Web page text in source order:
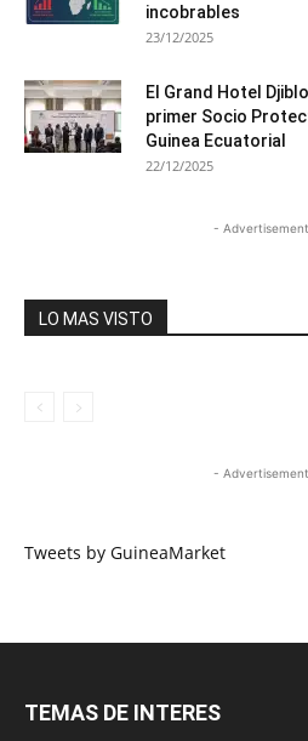
incobrables
23/12/2025
El Grand Hotel
primer Socio
Guinea Ecuatorial
22/12/2025
-
LO MAS VISTO
-
Tweets by GuineaMarket
TEMAS DE INTERES